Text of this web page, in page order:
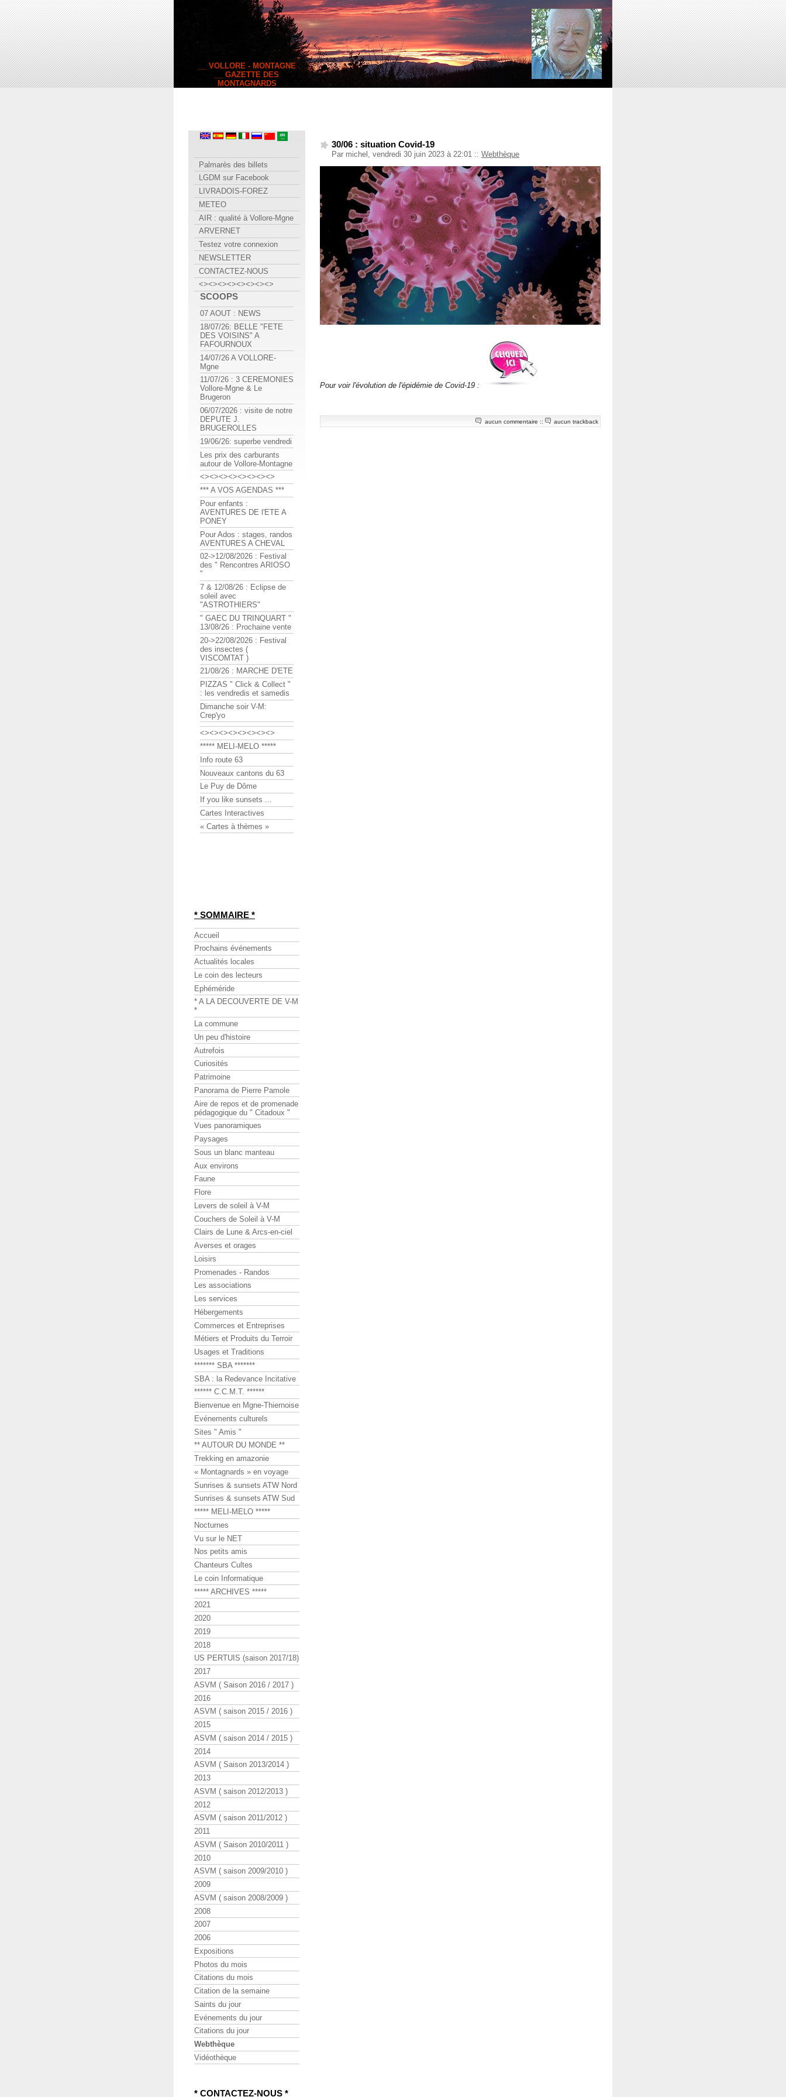
__ VOLLORE - MONTAGNE
__ GAZETTE DES
MONTAGNARDS
30/06 : situation Covid-19
Par michel, vendredi 30 juin 2023 à 22:01 :: Webthèque
Pour voir l'évolution de l'épidémie de Covid-19 :
aucun commentaire :: aucun trackback
Palmarès des billets
LGDM sur Facebook
LIVRADOIS-FOREZ
METEO
AIR : qualité à Vollore-Mgne
ARVERNET
Testez votre connexion
NEWSLETTER
CONTACTEZ-NOUS
<><><><><><><><>
SCOOPS
07 AOUT : NEWS
18/07/26: BELLE "FETE
DES VOISINS" A
FAFOURNOUX
14/07/26 A VOLLORE-
Mgne
11/07/26 : 3 CEREMONIES
Vollore-Mgne & Le
Brugeron
06/07/2026 : visite de notre
DEPUTE J.
BRUGEROLLES
19/06/26: superbe vendredi
Les prix des carburants
autour de Vollore-Montagne
<><><><><><><><>
*** A VOS AGENDAS ***
Pour enfants :
AVENTURES DE l'ETE A
PONEY
Pour Ados : stages, randos
AVENTURES A CHEVAL
02->12/08/2026 : Festival
des " Rencontres ARIOSO
"
7 & 12/08/26 : Eclipse de
soleil avec
"ASTROTHIERS"
" GAEC DU TRINQUART "
13/08/26 : Prochaine vente
20->22/08/2026 : Festival
des insectes (
VISCOMTAT )
21/08/26 : MARCHE D'ETE
PIZZAS " Click & Collect "
: les vendredis et samedis
Dimanche soir V-M:
Crep'yo
<><><><><><><><>
***** MELI-MELO *****
Info route 63
Nouveaux cantons du 63
Le Puy de Dôme
If you like sunsets ...
Cartes Interactives
« Cartes à thèmes »
* SOMMAIRE *
Accueil
Prochains événements
Actualités locales
Le coin des lecteurs
Ephéméride
* A LA DECOUVERTE DE V-M
*
La commune
Un peu d'histoire
Autrefois
Curiosités
Patrimoine
Panorama de Pierre Pamole
Aire de repos et de promenade
pédagogique du " Citadoux "
Vues panoramiques
Paysages
Sous un blanc manteau
Aux environs
Faune
Flore
Levers de soleil à V-M
Couchers de Soleil à V-M
Clairs de Lune & Arcs-en-ciel
Averses et orages
Loisirs
Promenades - Randos
Les associations
Les services
Hébergements
Commerces et Entreprises
Métiers et Produits du Terroir
Usages et Traditions
******* SBA *******
SBA : la Redevance Incitative
****** C.C.M.T. ******
Bienvenue en Mgne-Thiernoise
Evénements culturels
Sites " Amis "
** AUTOUR DU MONDE **
Trekking en amazonie
« Montagnards » en voyage
Sunrises & sunsets ATW Nord
Sunrises & sunsets ATW Sud
***** MELI-MELO *****
Nocturnes
Vu sur le NET
Nos petits amis
Chanteurs Cultes
Le coin Informatique
***** ARCHIVES *****
2021
2020
2019
2018
US PERTUIS (saison 2017/18)
2017
ASVM ( Saison 2016 / 2017 )
2016
ASVM ( saison 2015 / 2016 )
2015
ASVM ( saison 2014 / 2015 )
2014
ASVM ( Saison 2013/2014 )
2013
ASVM ( saison 2012/2013 )
2012
ASVM ( saison 2011/2012 )
2011
ASVM ( Saison 2010/2011 )
2010
ASVM ( saison 2009/2010 )
2009
ASVM ( saison 2008/2009 )
2008
2007
2006
Expositions
Photos du mois
Citations du mois
Citation de la semaine
Saints du jour
Evénements du jour
Citations du jour
Webthèque
Vidéothèque
* CONTACTEZ-NOUS *